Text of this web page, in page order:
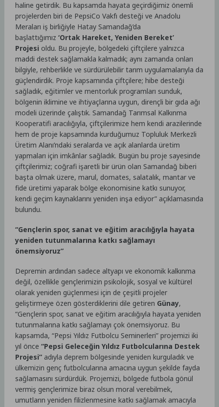
haline getirdik. Bu kapsamda hayata geçirdiğimiz önemli
projelerden biri de PepsiCo Vakfı desteği ve Anadolu
Meraları iş birliğiyle Hatay Samandağ’da
başlattığımız‘Ortak Hareket, Yeniden Bereket’
Projesi oldu. Bu projeyle, bölgedeki çiftçilere yalnızca
maddi destek sağlamakla kalmadık; aynı zamanda onları
bilgiyle, rehberlikle ve sürdürülebilir tarım uygulamalarıyla da
güçlendirdik. Proje kapsamında çiftçilere; hibe desteği
sağladık, eğitimler ve mentorluk programları sunduk,
bölgenin iklimine ve ihtiyaçlarına uygun, dirençli bir gıda ağı
modeli üzerinde çalıştık. Samandağ Tarımsal Kalkınma
Kooperatifi aracılığıyla, çiftçilerimize hem kendi arazilerinde
hem de proje kapsamında kurduğumuz Topluluk Merkezli
Üretim Alanı’ndaki seralarda ve açık alanlarda üretim
yapmaları için imkânlar sağladık. Bugün bu proje sayesinde
çiftçilerimiz; coğrafi işaretli bir ürün olan Samandağ biberi
başta olmak üzere, marul, domates, salatalık, mantar ve
fide üretimi yaparak bölge ekonomisine katkı sunuyor,
kendi geçim kaynaklarını yeniden inşa ediyor” açıklamasında
bulundu.
“Gençlerin spor, sanat ve eğitim aracılığıyla hayata
yeniden tutunmalarına katkı sağlamayı
önemsiyoruz”
Depremin ardından sadece altyapı ve ekonomik kalkınma
değil, özellikle gençlerimizin psikolojik, sosyal ve kültürel
olarak yeniden güçlenmesi için de çeşitli projeler
geliştirmeye özen gösterdiklerini dile getiren Günay,
“Gençlerin spor, sanat ve eğitim aracılığıyla hayata yeniden
tutunmalarına katkı sağlamayı çok önemsiyoruz. Bu
kapsamda, “Pepsi Yıldız Futbolcu Seminerleri” projemizi iki
yıl önce“Pepsi Geleceğin Yıldız Futbolcularına Destek
Projesi” adıyla deprem bölgesinde yeniden kurguladık ve
ülkemizin genç futbolcularına amacına uygun şekilde fayda
sağlamasını sürdürdük. Projemizi, bölgede futbola gönül
vermiş gençlerimize biraz olsun moral verebilmek,
umutların yeniden filizlenmesine katkı sağlamak amacıyla